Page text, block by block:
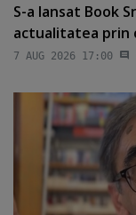
S-a lansat Book
actualitatea prin
7 AUG 2026 17:00